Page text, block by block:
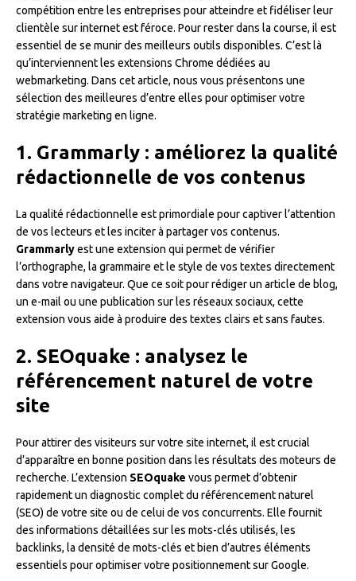
compétition entre les entreprises pour atteindre et fidéliser leur
clientèle sur internet est féroce. Pour rester dans la course, il est
essentiel de se munir des meilleurs outils disponibles. C’est là
qu’interviennent les extensions Chrome dédiées au
webmarketing. Dans cet article, nous vous présentons une
sélection des meilleures d’entre elles pour optimiser votre
stratégie marketing en ligne.
1. Grammarly : améliorez la qualité
rédactionnelle de vos contenus
La qualité rédactionnelle est primordiale pour captiver l’attention
de vos lecteurs et les inciter à partager vos contenus.
Grammarlyest une extension qui permet de vérifier
l’orthographe, la grammaire et le style de vos textes directement
dans votre navigateur. Que ce soit pour rédiger un article de blog,
un e-mail ou une publication sur les réseaux sociaux, cette
extension vous aide à produire des textes clairs et sans fautes.
2. SEOquake : analysez le
référencement naturel de votre
site
Pour attirer des visiteurs sur votre site internet, il est crucial
d’apparaître en bonne position dans les résultats des moteurs de
recherche. L’extension SEOquake vous permet d’obtenir
rapidement un diagnostic complet du référencement naturel
(SEO) de votre site ou de celui de vos concurrents. Elle fournit
des informations détaillées sur les mots-clés utilisés, les
backlinks, la densité de mots-clés et bien d’autres éléments
essentiels pour optimiser votre positionnement sur Google.